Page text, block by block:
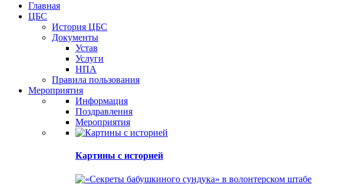
Главная
ЦБС
История ЦБС
Документы
Устав
Услуги
НПА
Правила пользования
Мероприятия
Информация
Поздравления
Мероприятия
Картины с историей